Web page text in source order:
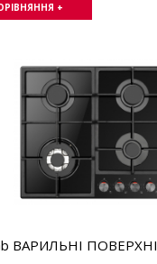
+
ВАРИЛЬНІ ПОВЕРХНІ